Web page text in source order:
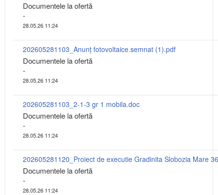
Documentele la ofertă
-
28.05.26 11:24
202605281103_Anunț fotovoltaice.semnat (1).pdf
Documentele la ofertă
-
28.05.26 11:24
202605281103_2-1-3 gr 1 mobila.doc
Documentele la ofertă
-
28.05.26 11:24
Documentele la ofertă
-
28.05.26 11:24